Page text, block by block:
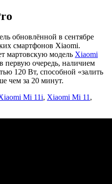
обновлённой в сентябре
смартфонов Xiaomi.
мартовскую модель Xiaomi
первую очередь, наличием
120 Вт, способной «залить
чем за 20 минут.
Mi 11i, Xiaomi Mi 11 ,